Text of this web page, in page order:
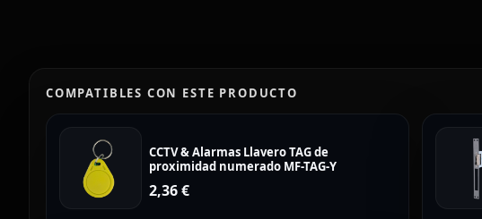
COMPATIBLES CON ESTE PRODUCTO
CCTV & Alarmas Llavero TAG de
proximidad numerado MF-TAG-Y
2,36€